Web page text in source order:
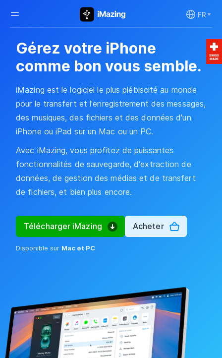
FR
Gérez votre iPhone
comme bon vous semble.
iMazing est le logiciel le plus plébiscité au monde
pour le transfert et l'enregistrement des messages,
des musiques, des fichiers et des données d'un
iPhone ou iPad sur un Mac ou un PC.
Avec iMazing, vous profitez de puissantes
fonctionnalités de sauvegarde, d'extraction de
données, de gestion des médias et de transfert
de fichiers, et bien plus encore.
Télécharger iMazing Acheter
Disponible sur Mac et PC